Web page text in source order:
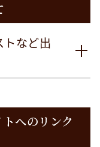
トなど出
へのリンク